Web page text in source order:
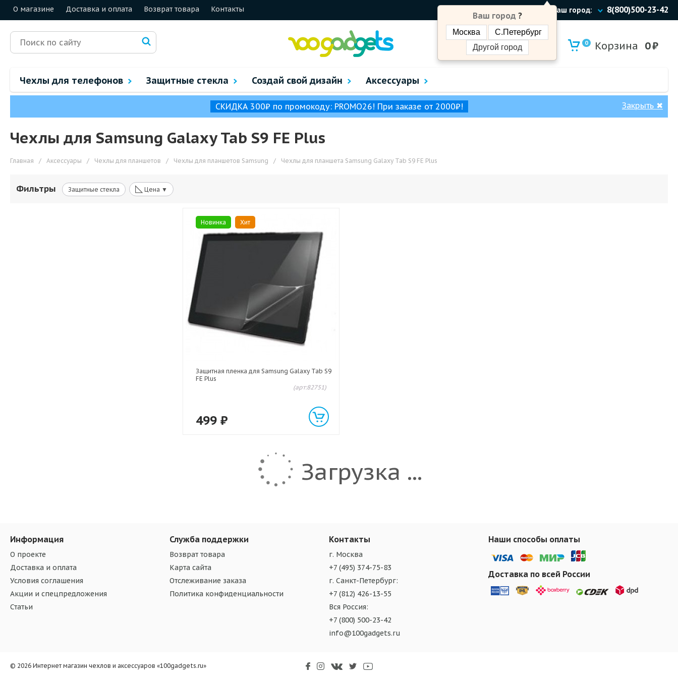
О магазине Доставка и оплата Возврат товара Контакты Ваш город:
Ваш город ?
Москва
С.Петербург
Другой город
8(800)500-23-42
0 Корзина 0₽
Чехлы для телефонов Защитные стекла Создай свой дизайн Аксессуары
СКИДКА 300₽ по промокоду: PROMO26! При заказе от 2000₽! Закрыть ✖
Чехлы для Samsung Galaxy Tab S9 FE Plus
Главная / Аксессуары / Чехлы для планшетов / Чехлы для планшетов Samsung / Чехлы для планшета Samsung Galaxy Tab S9 FE Plus
Фильтры Защитные стекла ◺ Цена ▼
Новинка Хит
Защитная пленка для Samsung Galaxy Tab S9
FE Plus
(арт:82751)
499 ₽
Загрузка ...
Информация
О проекте
Доставка и оплата
Условия соглашения
Акции и спецпредложения
Статьи
Служба поддержки
Возврат товара
Карта сайта
Отслеживание заказа
Политика конфиденциальности
Контакты
г. Москва
+7 (495) 374-75-83
г. Санкт-Петербург:
+7 (812) 426-13-55
Вся Россия:
+7 (800) 500-23-42
info@100gadgets.ru
Наши способы оплаты
Доставка по всей России
© 2026 Интернет магазин чехлов и аксессуаров «100gadgets.ru»